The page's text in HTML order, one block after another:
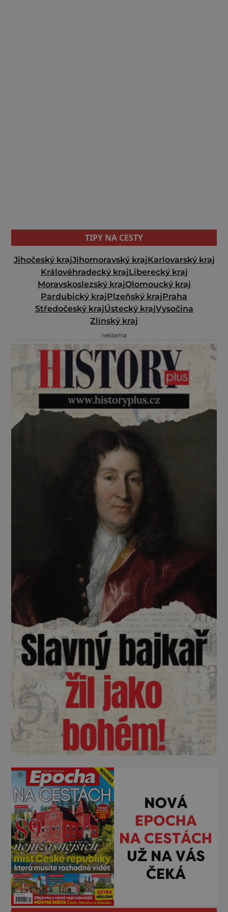
TIPY NA CESTY
Jihočeský krajJihomoravský krajKarlovarský kraj
Královéhradecký krajLiberecký kraj
Moravskoslezský krajOlomoucký kraj
Pardubický krajPlzeňský krajPraha
Středočeský krajÚstecký krajVysočina
Zlínský kraj
reklama